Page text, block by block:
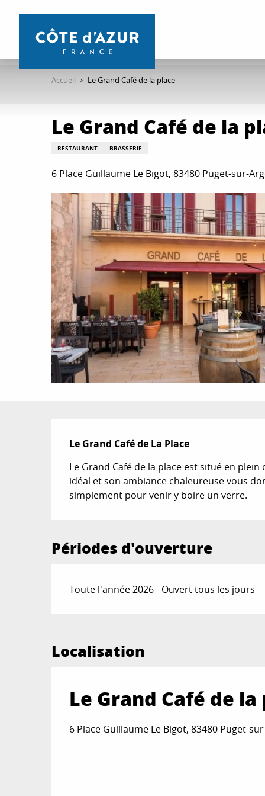
contenu
Accueil Le Grand Café de la place
Le Grand Café de la
RESTAURANT BRASSERIE
6 Place Guillaume Le Bigot, 83480 Puget-sur-
Description
Le Grand Café de La Place
Le Grand Café de la place est situé en
idéal et son ambiance chaleureuse vous
simplement pour venir y boire un verre.
Périodes d'ouverture
Toute l'année 2026 - Ouvert tous les jours
Localisation
Le Grand Café de la
6 Place Guillaume Le Bigot, 83480 Puget-